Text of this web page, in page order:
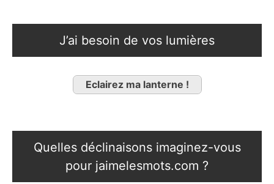
J’ai besoin de vos lumières
Eclairez ma lanterne !
Quelles déclinaisons imaginez-vous
pour jaimelesmots.com ?